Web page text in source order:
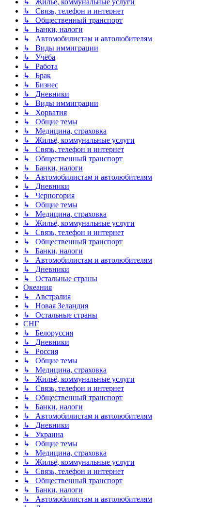
↳ Связь, телефон и интернет
↳ Общественный транспорт
↳ Банки, налоги
↳ Автомобилистам и автолюбителям
↳ Виды иммиграции
↳ Учёба
↳ Работа
↳ Брак
↳ Бизнес
↳ Дневники
↳ Виды иммиграции
↳ Хорватия
↳ Общие темы
↳ Медицина, страховка
↳ Жильё, коммунальные услуги
↳ Связь, телефон и интернет
↳ Общественный транспорт
↳ Банки, налоги
↳ Автомобилистам и автолюбителям
↳ Дневники
↳ Черногория
↳ Общие темы
↳ Медицина, страховка
↳ Жильё, коммунальные услуги
↳ Связь, телефон и интернет
↳ Общественный транспорт
↳ Банки, налоги
↳ Автомобилистам и автолюбителям
↳ Дневники
↳ Остальные страны
Океания
↳ Австралия
↳ Новая Зеландия
↳ Остальные страны
СНГ
↳ Белоруссия
↳ Дневники
↳ Россия
↳ Общие темы
↳ Медицина, страховка
↳ Жильё, коммунальные услуги
↳ Связь, телефон и интернет
↳ Общественный транспорт
↳ Банки, налоги
↳ Автомобилистам и автолюбителям
↳ Дневники
↳ Украина
↳ Общие темы
↳ Медицина, страховка
↳ Жильё, коммунальные услуги
↳ Связь, телефон и интернет
↳ Общественный транспорт
↳ Банки, налоги
↳ Автомобилистам и автолюбителям